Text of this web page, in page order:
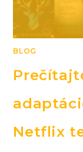
BLOG
Netflix